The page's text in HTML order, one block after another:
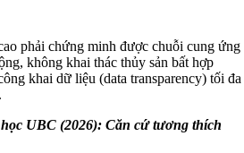
phải chứng minh được chuỗi cung ứng
không khai thác thủy sản bất hợp
khai dữ liệu (data transparency) tối đa
UBC (2026): Căn cứ tương thích